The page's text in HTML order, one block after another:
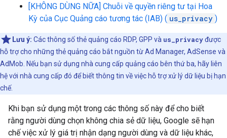
[KHÔNG DÙNG NỮA] Chuỗi về quyền riêng tư tại Hoa
Kỳ của Cục Quảng cáo tương tác (IAB) ( us_privacy )
Lưu ý: Các thông số thẻ quảng cáo RDP, GPP và us_privacyđược
hỗ trợ cho những thẻ quảng cáo bắt nguồn từ Ad Manager, AdSense và
AdMob. Nếu bạn sử dụng nhà cung cấp quảng cáo bên thứ ba, hãy liên
hệ với nhà cung cấp đó để biết thông tin về việc hỗ trợ xử lý dữ liệu bị hạn
chế.
Khi bạn sử dụng một trong các thông số này để cho biết
rằng người dùng chọn không chia sẻ dữ liệu, Google sẽ hạn
chế việc xử lý giá trị nhận dạng người dùng và dữ liệu khác,